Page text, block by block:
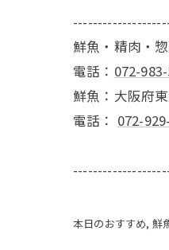
鮮魚・精肉・
電話： 072-
鮮魚：大阪府
電話： 072-
本日のおすすめ 鮮